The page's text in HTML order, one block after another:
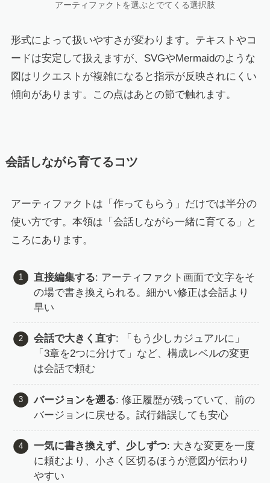
アーティファクトを選ぶとでてくる選択肢
形式によって扱いやすさが変わります。テキストやコ
ードは安定して扱えますが、SVGやMermaidのような
図はリクエストが複雑になると指示が反映されにくい
傾向があります。この点はあとの節で触れます。
会話しながら育てるコツ
アーティファクトは「作ってもらう」だけでは半分の
使い方です。本領は「会話しながら一緒に育てる」と
ころにあります。
直接編集する: アーティファクト画面で文字をそ
の場で書き換えられる。細かい修正は会話より
早い
会話で大きく直す: 「もう少しカジュアルに」
「3章を2つに分けて」など、構成レベルの変更
は会話で頼む
バージョンを遡る: 修正履歴が残っていて、前の
バージョンに戻せる。試行錯誤しても安心
一気に書き換えず、少しずつ: 大きな変更を一度
に頼むより、小さく区切るほうが意図が伝わり
やすい